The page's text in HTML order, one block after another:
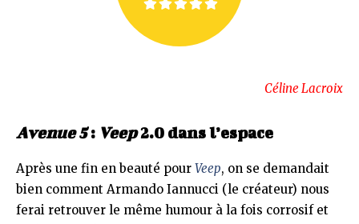
Céline Lacroix
Avenue 5: Veep2.0 dans l’espace
Après une fin en beauté pour Veep, on se demandait
bien comment Armando Iannucci (le créateur) nous
ferai retrouver le même humour à la fois corrosif et